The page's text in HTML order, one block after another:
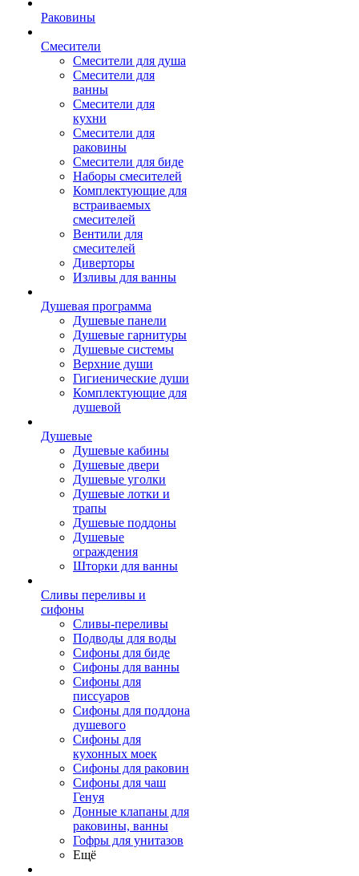
Раковины
Смесители
Смесители для душа
Смесители для
ванны
Смесители для
кухни
Смесители для
раковины
Смесители для биде
Наборы смесителей
Комплектующие для
встраиваемых
смесителей
Вентили для
смесителей
Диверторы
Изливы для ванны
Душевая программа
Душевые панели
Душевые гарнитуры
Душевые системы
Верхние души
Гигиенические души
Комплектующие для
душевой
Душевые
Душевые кабины
Душевые двери
Душевые уголки
Душевые лотки и
трапы
Душевые поддоны
Душевые
ограждения
Шторки для ванны
Сливы переливы и
сифоны
Сливы-переливы
Подводы для воды
Сифоны для биде
Сифоны для ванны
Сифоны для
писсуаров
Сифоны для поддона
душевого
Сифоны для
кухонных моек
Сифоны для раковин
Сифоны для чаш
Генуя
Донные клапаны для
раковины, ванны
Гофры для унитазов
Ещё